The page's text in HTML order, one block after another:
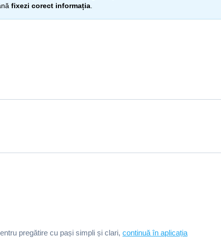
fixezi corect informația
pregătire cu pași simpli și clari, continuă în aplicația